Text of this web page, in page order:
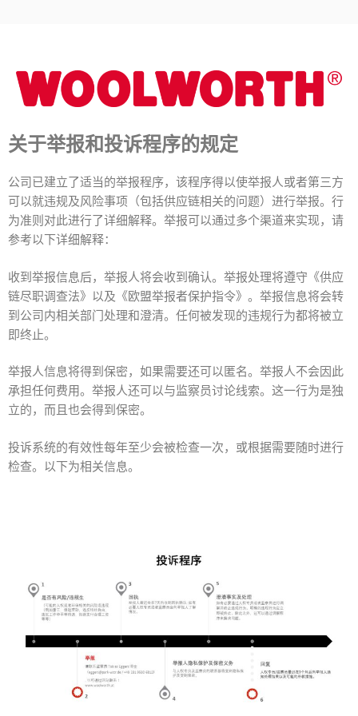
关于举报和投诉程序的规定
公司已建立了适当的举报程序，该程序得以使举报人或者第三方
可以就违规及风险事项（包括供应链相关的问题）进行举报。行
为准则对此进行了详细解释。举报可以通过多个渠道来实现，请
参考以下详细解释：
收到举报信息后，举报人将会收到确认。举报处理将遵守《供应
链尽职调查法》以及《欧盟举报者保护指令》。举报信息将会转
到公司内相关部门处理和澄清。任何被发现的违规行为都将被立
即终止。
举报人信息将得到保密，如果需要还可以匿名。举报人不会因此
承担任何费用。举报人还可以与监察员讨论线索。这一行为是独
立的，而且也会得到保密。
投诉系统的有效性每年至少会被检查一次，或根据需要随时进行
检查。以下为相关信息。